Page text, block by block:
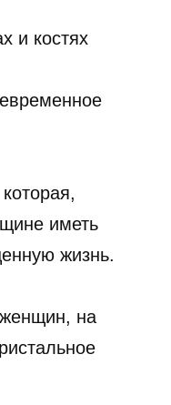
и костях
иметь
жизнь.
на